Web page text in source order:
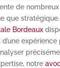
de
que
Bordeaux
notre